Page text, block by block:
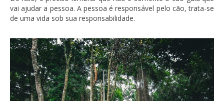
vai ajudar a pessoa. A pessoa é responsável pelo cão, trata-se
de uma vida sob sua responsabilidade.